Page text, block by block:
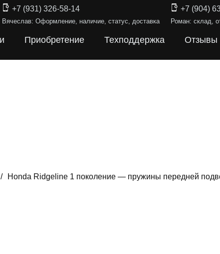
+7 (931) 326-58-14
Вячеслав: Оформление, наличие, статус, доставка
+7 (904)
Роман: склад,
Приобретение Техподдержка Отзывы
/ Honda Ridgeline 1 поколение — пружины передней